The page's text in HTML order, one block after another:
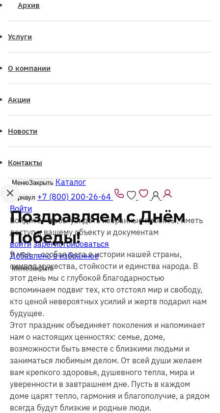
Архив
Услуги
О компании
Акции
Новости
Контакты
МенюЗакрыть Каталог
Барнаул +7 (800) 200-26-64
Войти
Войдите, чтобы увидеть избранные проекты, иметь
доступ к вашему объекту и документам
войти зарегистрироваться
Добавлено в избранное
МенюЗакрыть
Поздравляем с Днём
Победы!
9 мая — особая дата в истории нашей страны,
символ мужества, стойкости и единства народа. В
этот день мы с глубокой благодарностью
вспоминаем подвиг тех, кто отстоял мир и свободу,
кто ценой невероятных усилий и жертв подарил нам
будущее.
Этот праздник объединяет поколения и напоминает
нам о настоящих ценностях: семье, доме,
возможности быть вместе с близкими людьми и
заниматься любимым делом. От всей души желаем
вам крепкого здоровья, душевного тепла, мира и
уверенности в завтрашнем дне. Пусть в каждом
доме царят тепло, гармония и благополучие, а рядом
всегда будут близкие и родные люди.